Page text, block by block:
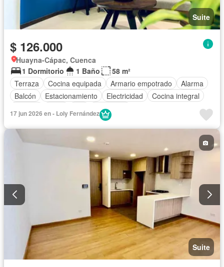
Suite
$ 126.000
Huayna-Cápac, Cuenca
1 Dormitorio
1 Baño
58 m²
Terraza
Cocina equipada Armario empotrado
Alarma
Balcón
Estacionamiento Electricidad
Cocina integral
Seguridad
Completamente amoblado
17 jun 2026 en - Loly Fernández
Suite